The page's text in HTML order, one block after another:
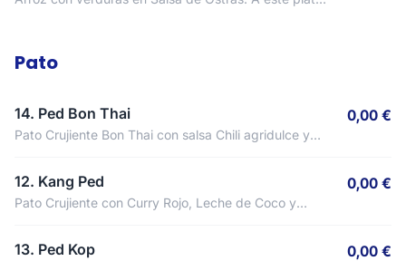
Pato
14. Ped Bon Thai
Pato Crujiente Bon Thai con salsa Chili agridulce y
0,00 €
12. Kang Ped
Pato Crujiente con Curry Rojo, Leche de Coco y
0,00 €
13. Ped Kop 0,00 €